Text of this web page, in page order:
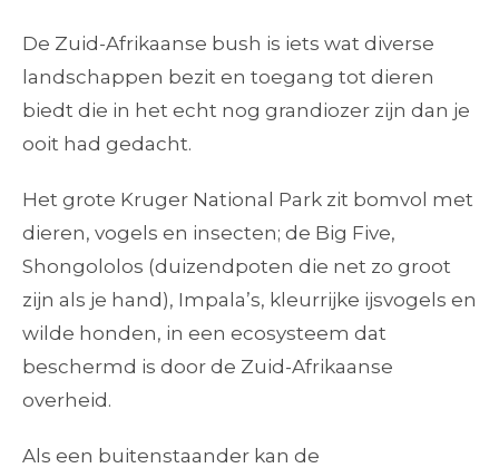
De Zuid-Afrikaanse bush is iets wat diverse
landschappen bezit en toegang tot dieren
biedt die in het echt nog grandiozer zijn dan je
ooit had gedacht.
Het grote Kruger National Park zit bomvol met
dieren, vogels en insecten; de Big Five,
Shongololos (duizendpoten die net zo groot
zijn als je hand), Impala’s, kleurrijke ijsvogels en
wilde honden, in een ecosysteem dat
beschermd is door de Zuid-Afrikaanse
overheid.
Als een buitenstaander kan de